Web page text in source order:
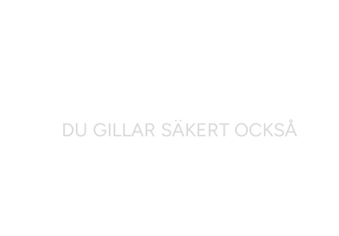
DU GILLAR SÄKERT OCKSÅ